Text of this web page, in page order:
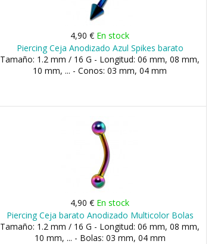
4,90 € En stock
Piercing Ceja Anodizado Azul Spikes barato
Tamaño: 1.2 mm / 16 G - Longitud: 06 mm, 08 mm,
10 mm, ... - Conos: 03 mm, 04 mm
4,90 € En stock
Piercing Ceja barato Anodizado Multicolor Bolas
Tamaño: 1.2 mm / 16 G - Longitud: 06 mm, 08 mm,
10 mm, ... - Bolas: 03 mm, 04 mm